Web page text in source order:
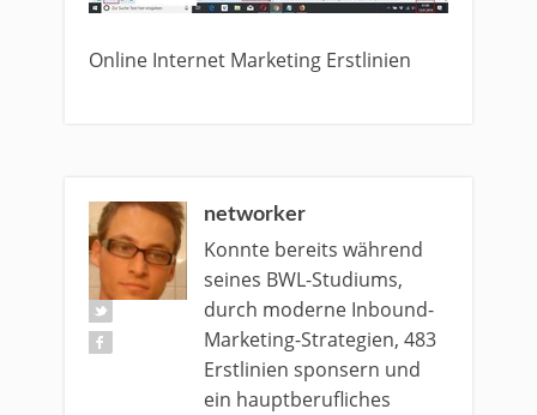
Online Internet Marketing Erstlinien
networker
Konnte bereits während
seines BWL-Studiums,
durch moderne Inbound-
Marketing-Strategien, 483
Erstlinien sponsern und
ein hauptberufliches